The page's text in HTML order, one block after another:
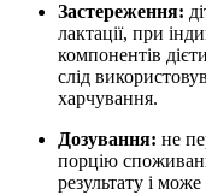
Застереження:
лактації, при
компонентів
слід
харчування.
Дозування: не
порцію
результату і